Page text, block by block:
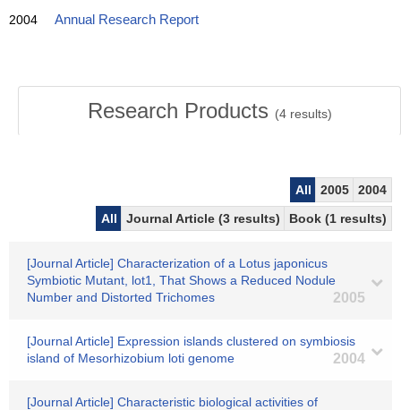
2004 Annual Research Report
Research Products (4results)
All 2005
2004
All
Journal Article (3 results) Book (1 results)
[Journal Article] Characterization of a Lotus japonicus
Symbiotic Mutant, lot1, That Shows a Reduced Nodule
Number and Distorted Trichomes
2005
[Journal Article] Expression islands clustered on symbiosis
island of Mesorhizobium loti genome
2004
[Journal Article] Characteristic biological activities of